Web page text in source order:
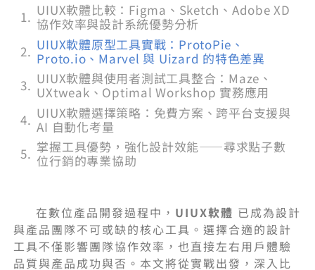
UIUX軟體比較：Figma、Sketch、Adobe XD
協作效率與設計系統優勢分析
UIUX軟體原型工具實戰：ProtoPie、
Proto.io、Marvel 與 Uizard 的特色差異
UIUX軟體與使用者測試工具整合：Maze、
UXtweak、Optimal Workshop 實務應用
UIUX軟體選擇策略：免費方案、跨平台支援與
AI 自動化考量
掌握工具優勢，強化設計效能——尋求點子數
位行銷的專業協助
在數位產品開發過程中， UIUX軟體 已成為設計
與產品團隊不可或缺的核心工具。選擇合適的設計
工具不僅影響團隊協作效率，也直接左右用戶體驗
品質與產品成功與否。本文將從實戰出發，深入比